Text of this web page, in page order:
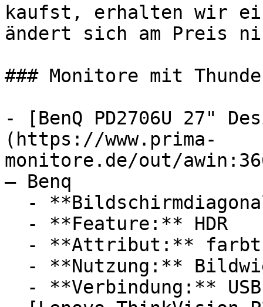
kaufst, erhalten wir
ändert sich am Preis
### Monitore mit
- [BenQ PD2706U 27"
(https://www.prima-
monitore.de/out/
— Benq